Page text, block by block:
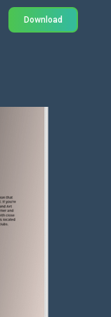
Download